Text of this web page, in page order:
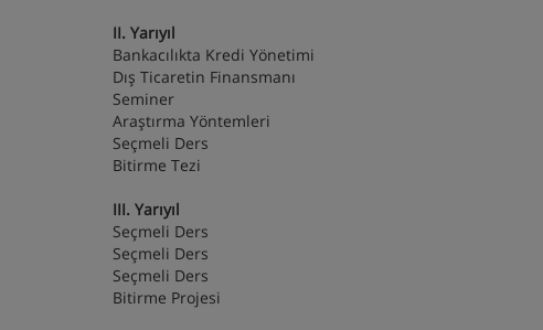
II. Yarıyıl
Bankacılıkta Kredi Yönetimi
Dış Ticaretin Finansmanı
Seminer
Araştırma Yöntemleri
Seçmeli Ders
Bitirme Tezi
III. Yarıyıl
Seçmeli Ders
Seçmeli Ders
Seçmeli Ders
Bitirme Projesi